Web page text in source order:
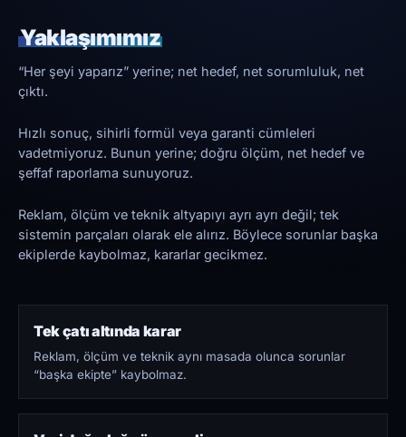
Yaklaşımımız
“Her şeyi yaparız” yerine; net hedef, net sorumluluk, net
çıktı.
Hızlı sonuç, sihirli formül veya garanti cümleleri
vadetmiyoruz. Bunun yerine; doğru ölçüm, net hedef ve
şeffaf raporlama sunuyoruz.
Reklam, ölçüm ve teknik altyapıyı ayrı ayrı değil; tek
sistemin parçaları olarak ele alırız. Böylece sorunlar başka
ekiplerde kaybolmaz, kararlar gecikmez.
Tek çatı altında karar
Reklam, ölçüm ve teknik aynı masada olunca sorunlar
“başka ekipte” kaybolmaz.